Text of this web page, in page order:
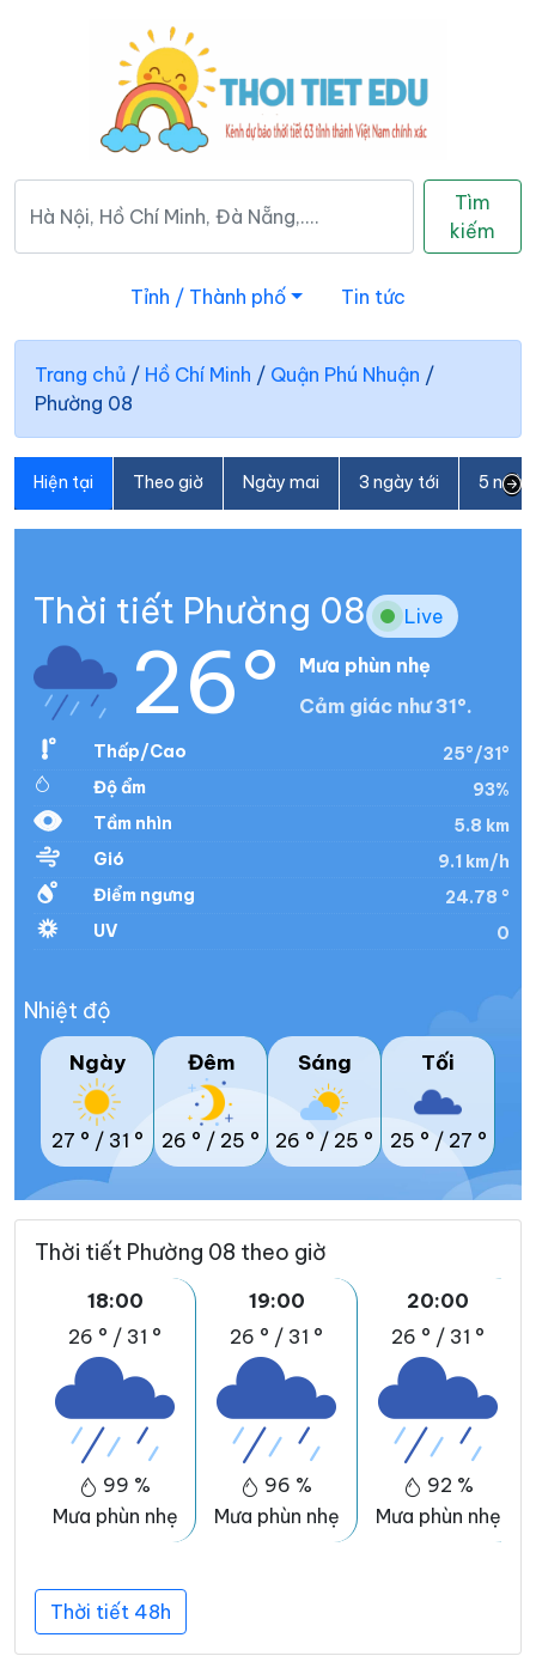
Tìm
kiếm
Tỉnh / Thành phố Tin tức
Trang chủ / Hồ Chí Minh / Quận Phú Nhuận /
Phường 08
Hiện tại Theo giờ Ngày mai 3 ngày tới 5
Thời tiết Phường 08 Live
26°
Mưa phùn nhẹ
Cảm giác như 31°.
Thấp/Cao
25°/31°
Độ ẩm
93%
Tầm nhìn
5.8 km
Gió
9.1 km/h
Điểm ngưng
24.78 °
UV
0
Nhiệt độ
Ngày
27 ° / 31 °
Đêm
26 ° / 25 °
Sáng
26 ° / 25 °
Tối
25 ° / 27 °
Thời tiết Phường 08 theo giờ
18:00
26 ° / 31 °
99 %
Mưa phùn nhẹ
19:00
26 ° / 31 °
96 %
Mưa phùn nhẹ
20:00
26 ° / 31 °
92 %
Mưa phùn nhẹ
Thời tiết 48h